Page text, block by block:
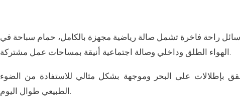
راحة فاخرة تشمل صالة رياضية مجهزة بالكامل، حمام سباحة في
الهواء الطلق وداخلي وصالة اجتماعية أنيقة بمساحات عمل مشتركة.
بإطلالات على البحر وموجهة بشكل مثالي للاستفادة من الضوء
الطبيعي طوال اليوم.